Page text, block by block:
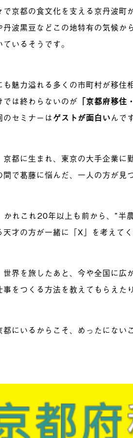
で京都の食文化を支える京丹波町
丹波黒豆などこの地特有の気候か
いるそうです。
も魅力溢れる多くの市町村が移住
では終わらないのが 「京都府移住
のセミナーはゲストが面白いんで
京都に生まれ、東京の大手企業に
間で葛藤に悩んだ、一人の方が見
かれこれ20年以上も前から、”半
才の方が一緒に「X」を考えてく
世界を旅したあと、今や全国に広
事をつくる方法を教えてもらえた
都にいるからこそ、めったにない